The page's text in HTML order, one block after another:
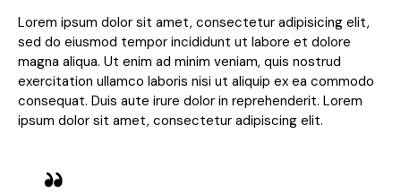
Lorem ipsum dolor sit amet, consectetur adipisicing elit,
sed do eiusmod tempor incididunt ut labore et dolore
magna aliqua. Ut enim ad minim veniam, quis nostrud
exercitation ullamco laboris nisi ut aliquip ex ea commodo
consequat. Duis aute irure dolor in reprehenderit. Lorem
ipsum dolor sit amet, consectetur adipiscing elit.